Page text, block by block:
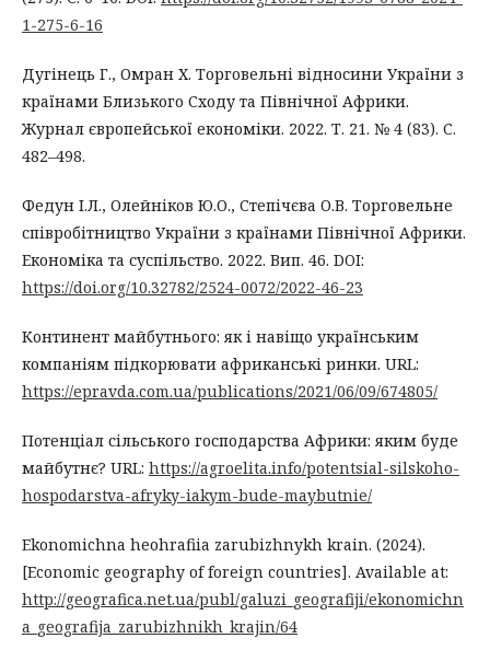
1-275-6-16
Дугінець Г., Омран Х. Торговельні відносини України з
країнами Близького Сходу та Північної Африки.
Журнал європейської економіки. 2022. Т. 21. № 4 (83). С.
482–498.
Федун І.Л., Олейніков Ю.О., Степічєва О.В. Торговельне
співробітництво України з країнами Північної Африки.
Економіка та суспільство. 2022. Вип. 46. DOI:
https://doi.org/10.32782/2524-0072/2022-46-23
Континент майбутнього: як і навіщо українським
компаніям підкорювати африканські ринки. URL:
https://epravda.com.ua/publications/2021/06/09/674805/
Потенціал сільського господарства Африки: яким буде
майбутнє? URL: https://agroelita.info/potentsial-silskoho-
hospodarstva-afryky-iakym-bude-maybutnie/
Ekonomichna heohrafiia zarubizhnykh krain. (2024).
[Economic geography of foreign countries]. Available at:
http://geografica.net.ua/publ/galuzi_geografiji/ekonomichn
a_geografija_zarubizhnikh_krajin/64